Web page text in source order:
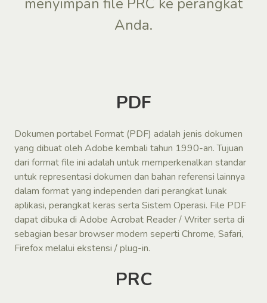
Anda.
PDF
Dokumen portabel Format (PDF) adalah jenis dokumen
yang dibuat oleh Adobe kembali tahun 1990-an. Tujuan
dari format file ini adalah untuk memperkenalkan standar
untuk representasi dokumen dan bahan referensi lainnya
dalam format yang independen dari perangkat lunak
aplikasi, perangkat keras serta Sistem Operasi. File PDF
dapat dibuka di Adobe Acrobat Reader / Writer serta di
sebagian besar browser modern seperti Chrome, Safari,
Firefox melalui ekstensi / plug-in.
PRC